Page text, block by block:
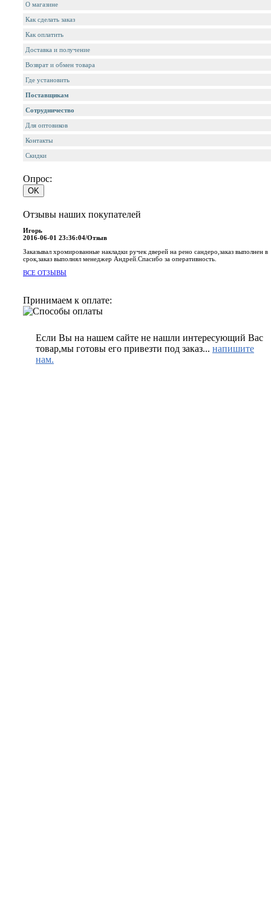
О магазине
Как сделать заказ
Как оплатить
Доставка и получение
Возврат и обмен товара
Где установить
Поставщикам
Сотрудничество
Для оптовиков
Контакты
Cкидки
Опрос:
Отзывы наших покупателей
Игорь
2016-06-01 23:36:04/Отзыв
Заказывал хромированные накладки ручек дверей на рено сандеро,заказ выполнен в
срок,заказ выполнял менеджер Андрей.Спасибо за оперативность.
ВСЕ ОТЗЫВЫ
Принимаем к оплате:
Если Вы на нашем сайте не нашли интересующий Вас
товар,мы готовы его привезти под заказ... напишите
нам.